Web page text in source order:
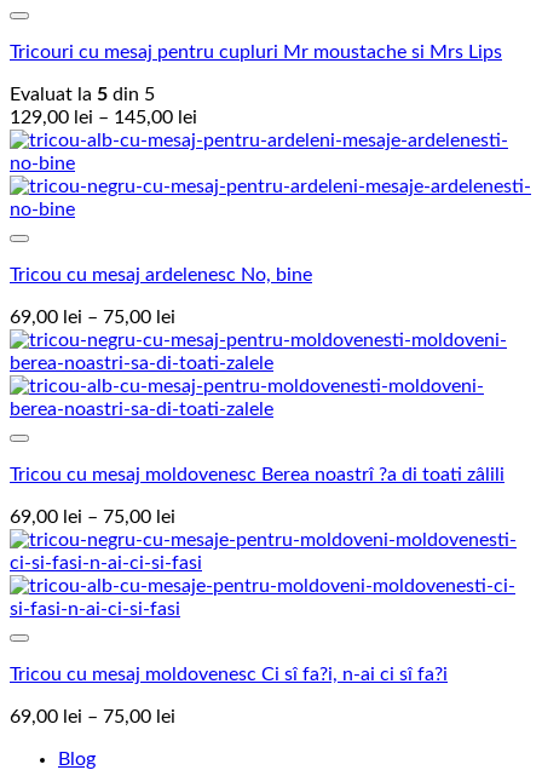
Tricouri cu mesaj pentru cupluri Mr moustache si Mrs Lips
Evaluat la 5 din 5
129,00 lei – 145,00 lei
de
129,00 lei
Tricou cu mesaj ardelenesc No, bine
69,00 lei – 75,00 lei
de
prețuri:
69,00 lei
până
Tricou cu mesaj moldovenesc Berea noastrî ?a di toati zâlili
69,00 lei – 75,00 lei
de
prețuri:
69,00 lei
până
Tricou cu mesaj moldovenesc Ci sî fa?i, n-ai ci sî fa?i
69,00 lei – 75,00 lei
Blog